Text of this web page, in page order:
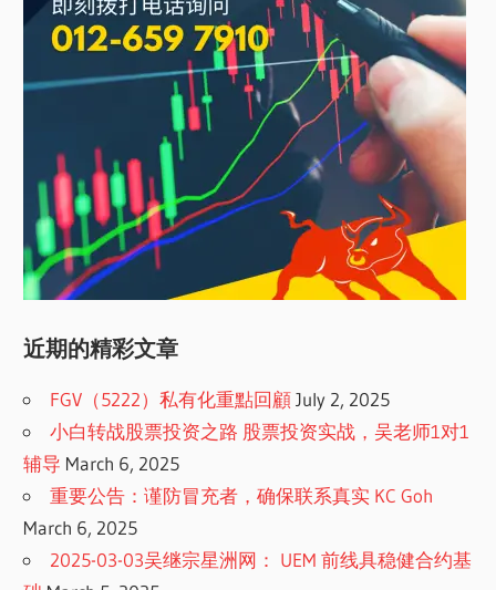
近期的精彩文章
FGV（5222）私有化重點回顧 July 2, 2025
小白转战股票投资之路 股票投资实战，吴老师1对1
辅导 March 6, 2025
重要公告：谨防冒充者，确保联系真实 KC Goh
March 6, 2025
2025-03-03吴继宗星洲网： UEM 前线具稳健合约基